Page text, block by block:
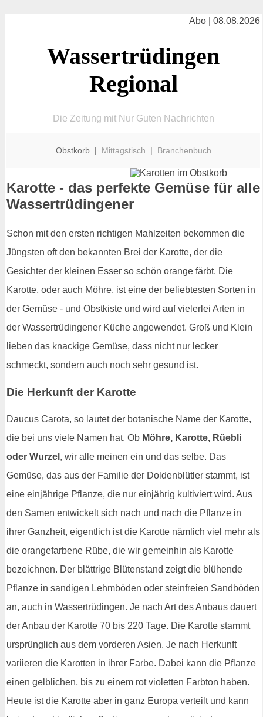
Abo | 08.08.2026
Wassertrüdingen
Regional
Die Zeitung mit Nur Guten Nachrichten
Obstkorb | Mittagstisch | Branchenbuch
Karotte - das perfekte Gemüse für alle
Wassertrüdingener
Schon mit den ersten richtigen Mahlzeiten bekommen die
Jüngsten oft den bekannten Brei der Karotte, der die
Gesichter der kleinen Esser so schön orange färbt. Die
Karotte, oder auch Möhre, ist eine der beliebtesten Sorten in
der Gemüse - und Obstkiste und wird auf vielerlei Arten in
der Wassertrüdingener Küche angewendet. Groß und Klein
lieben das knackige Gemüse, dass nicht nur lecker
schmeckt, sondern auch noch sehr gesund ist.
Die Herkunft der Karotte
Daucus Carota, so lautet der botanische Name der Karotte,
die bei uns viele Namen hat. Ob Möhre, Karotte, Rüebli
oder Wurzel , wir alle meinen ein und das selbe. Das
Gemüse, das aus der Familie der Doldenblütler stammt, ist
eine einjährige Pflanze, die nur einjährig kultiviert wird. Aus
den Samen entwickelt sich nach und nach die Pflanze in
ihrer Ganzheit, eigentlich ist die Karotte nämlich viel mehr als
die orangefarbene Rübe, die wir gemeinhin als Karotte
bezeichnen. Der blättrige Blütenstand zeigt die blühende
Pflanze in sandigen Lehmböden oder steinfreien Sandböden
an, auch in Wassertrüdingen. Je nach Art des Anbaus dauert
der Anbau der Karotte 70 bis 220 Tage. Die Karotte stammt
ursprünglich aus dem vorderen Asien. Je nach Herkunft
variieren die Karotten in ihrer Farbe. Dabei kann die Pflanze
einen gelblichen, bis zu einem rot violetten Farbton haben.
Heute ist die Karotte aber in ganz Europa verteilt und kann